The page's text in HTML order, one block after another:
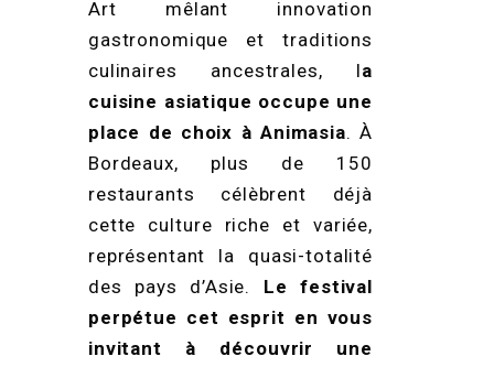
Art mêlant innovation
gastronomique et traditions
culinaires ancestrales, la
cuisine asiatique occupe une
place de choix à Animasia. À
Bordeaux, plus de 150
restaurants célèbrent déjà
cette culture riche et variée,
représentant la quasi-totalité
des pays d’Asie. Le festival
perpétue cet esprit en vous
invitant à découvrir une